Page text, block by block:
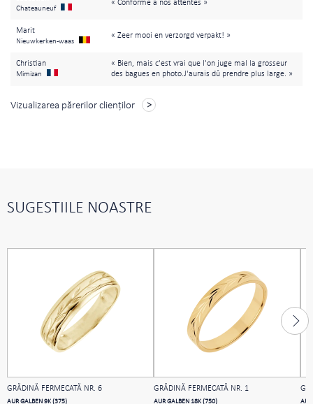
Chateauneuf
« Conforme à nos attentes »
Marit
Nieuwkerken-waas
« Zeer mooi en verzorgd verpakt! »
Christian
Mimizan
« Bien, mais c'est vrai que l'on juge mal la grosseur
des bagues en photo.J'aurais dû prendre plus large. »
Vizualizarea părerilor clienţilor
SUGESTIILE NOASTRE
GRĂDINĂ FERMECATĂ NR. 6
AUR GALBEN 9K (375)
GRĂDINĂ FERMECATĂ NR. 1
AUR GALBEN 18K (750)